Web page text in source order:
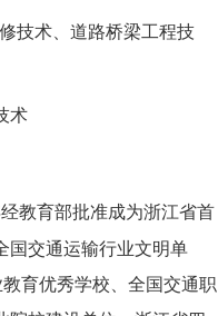
技术、道路桥梁工程技
术
教育部批准成为浙江省首
国交通运输行业文明单
育优秀学校、全国交通职